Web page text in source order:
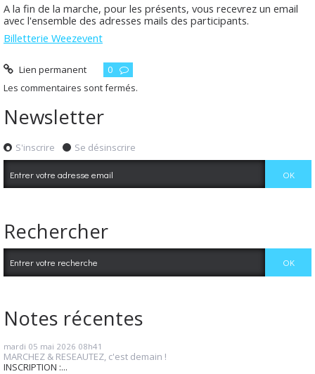
A la fin de la marche, pour les présents, vous recevrez un email
avec l'ensemble des adresses mails des participants.
Billetterie Weezevent
Lien permanent
0
Les commentaires sont fermés.
Newsletter
S'inscrire Se désinscrire
Rechercher
Notes récentes
mardi 05 mai 2026 08h41
MARCHEZ & RESEAUTEZ, c'est demain !
INSCRIPTION :...